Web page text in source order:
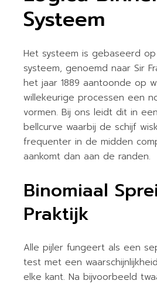
Systeem
Het systeem is gebaseerd
systeem, genoemd naar Sir
het jaar 1889 aantoonde op
willekeurige processen een
vormen. Bij ons leidt dit in
bellcurve waarbij de schijf
frequenter in de midden
aankomt dan aan de randen.
Binomiaal
Praktijk
Alle pijler fungeert als een
test met een
elke kant. Na bijvoorbeeld